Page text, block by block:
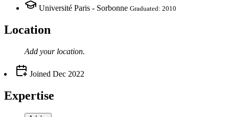
Université Paris - Sorbonne Graduated: 2010
Location
Add your location.
Joined Dec 2022
Expertise